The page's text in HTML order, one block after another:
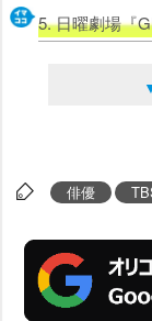
5. 日曜劇場『
俳優